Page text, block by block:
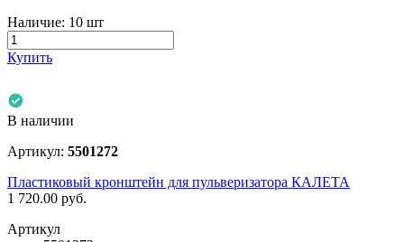
Наличие: 10 шт
Купить
В наличии
Артикул: 5501272
Пластиковый кронштейн для пульверизатора КАЛЕТА
1 720.00 руб.
Артикул